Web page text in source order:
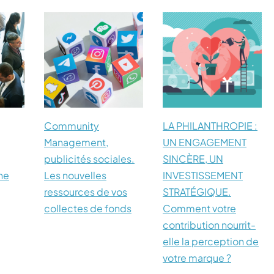
Community
Management,
publicités sociales.
Les nouvelles
ressources de vos
collectes de fonds
LA PHILANTHROPIE :
UN ENGAGEMENT
SINCÈRE, UN
INVESTISSEMENT
STRATÉGIQUE.
Comment votre
contribution nourrit-
elle la perception de
votre marque ?